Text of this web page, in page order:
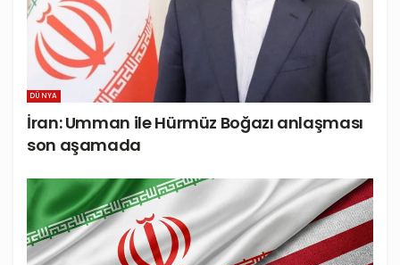
DÜNYA
İran: Umman ile Hürmüz Boğazı anlaşması
son aşamada